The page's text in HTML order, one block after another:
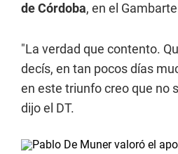
de Córdoba, en el
"La verdad que contento.
decís, en tan pocos días
en este triunfo creo que no
dijo el DT.